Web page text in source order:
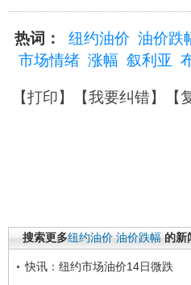
热词： 纽约油价 油价跌
市场情绪 涨幅 叙利亚
【打印】【我要纠错】【
搜索更多纽约油价 油价跌幅 的新
快讯：纽约市场油价14日微跌